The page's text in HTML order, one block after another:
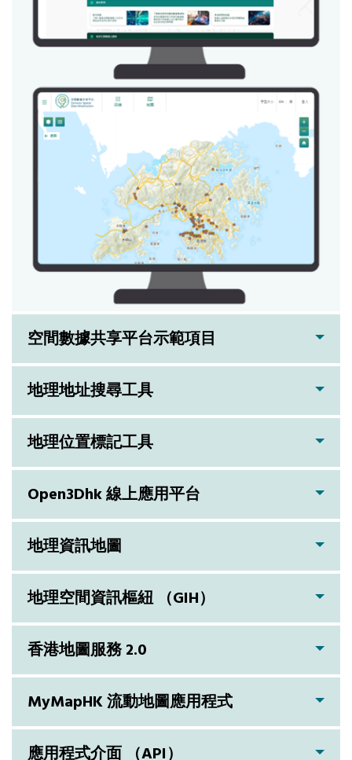
空間數據共享平台示範項目
地理地址搜尋工具
地理位置標記工具
Open3Dhk 線上應用平台
地理資訊地圖
地理空間資訊樞紐 （GIH）
香港地圖服務 2.0
MyMapHK 流動地圖應用程式
應用程式介面 （API）